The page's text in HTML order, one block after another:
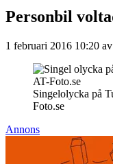
Personbil
1 februari 2016 10:20 av
Singelolycka på
Foto.se
Annons